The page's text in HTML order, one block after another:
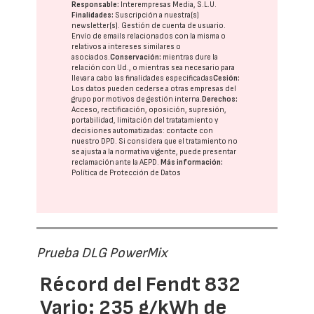
Responsable: Interempresas Media, S.L.U.
Finalidades: Suscripción a nuestra(s)
newsletter(s). Gestión de cuenta de usuario.
Envío de emails relacionados con la misma o
relativos a intereses similares o
asociados.Conservación: mientras dure la
relación con Ud., o mientras sea necesario para
llevar a cabo las finalidades especificadasCesión:
Los datos pueden cederse a otras empresas del
grupo por motivos de gestión interna. Derechos:
Acceso, rectificación, oposición, supresión,
portabilidad, limitación del tratatamiento y
decisiones automatizadas: contacte con
nuestro DPD. Si considera que el tratamiento no
se ajusta a la normativa vigente, puede presentar
reclamación ante laAEPD. Más información:
Política de Protección de Datos
Prueba DLG PowerMix
Récord del Fendt 832
Vario: 235 g/kWh de